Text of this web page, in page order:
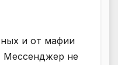
и от мафии
Мессенджер не